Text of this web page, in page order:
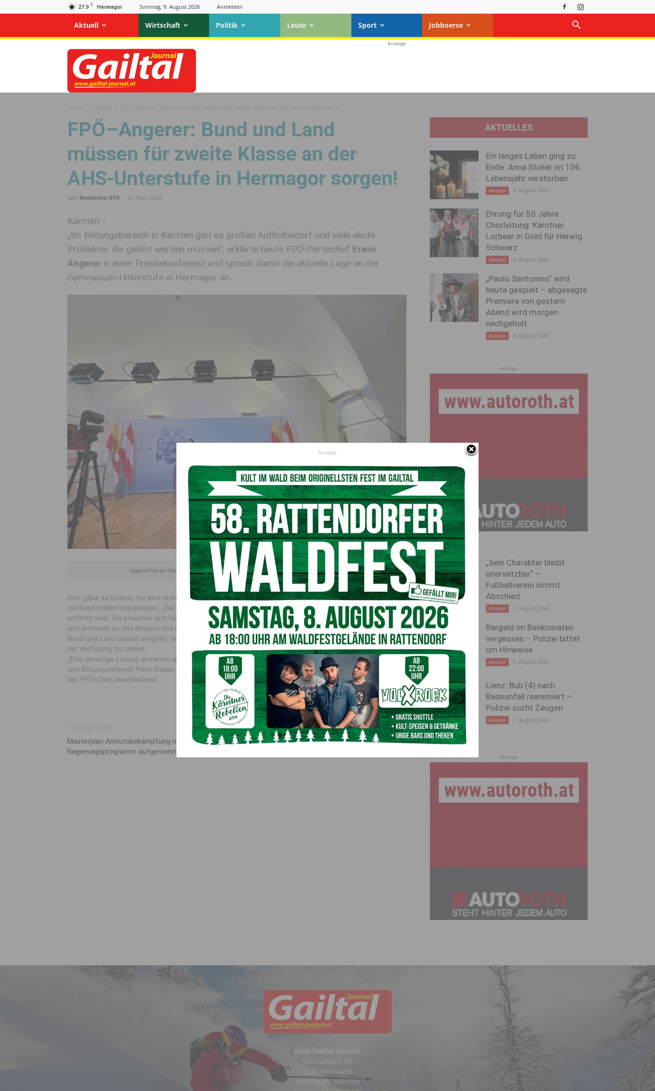
27.9 C Hermagor Sonntag, 9. August 2026 Anmelden
Aktuell Wirtschaft Politik Leute Sport Jobboerse
Gailtal
Journal
Anzeige
FPÖ–Angerer: Bund und Land
müssen für zweite Klasse an der
AHS-Unterstufe in Hermagor sorgen!
von Redaktion GTO - 21. März 2023
Kärnten -
„Im Bildungsbereich in Kärnten gibt es großen Aufholbedarf und viele akute
Probleme, die gelöst werden müssen“, erklärte heute FPÖ-Parteichef Erwin
Angerer in einer Pressekonferenz und sprach damit die aktuelle Lage an der
Gymnasium-Unterstufe in Hermagor an.
Jugend hat ein Recht auf Bildung – SPÖ-Landeshauptmann Peter Kaiser in der Pflicht
Dort gäbe es bislang nur eine erste Klasse, deren Anmeldungen für den heurigen Schulherbst bei weitem
die Kapazitäten übersteigen. „Die betroffenen Schüler und Eltern fordern, dass eine weitere erste Klasse
eröffnet wird. Sie erwarten sich hier zu Recht eine Lösung. Diese muss die Politik liefern“, forderte Angerer
und erinnerte an das Beispiel des Gymnasium Feldbach, wo es eine vergleichbare Situation gab und sich
Bund und Land darauf einigten, den Schülern ihr Recht auf Bildung einzuräumen und eine zweite Klasse
zur Verfügung zu stellen.
„Eine derartige Lösung erwarten wir uns nun auch für Hermagor. Der zuständige SPÖ-Landeshauptmann
und Bildungsreferent Peter Kaiser muss mit dem Bund eine Lösung für die betroffenen Schüler finden“, so
der FPÖ-Chef abschließend.
Masterplan Armutsbekämpfung muss ins
Regierungsprogramm aufgenommen werden
Nächster Artikel
Wien will zur grünen Smart City werden
AKTUELLES
Ein langes Leben ging zu
Ende: Anna Stulier im 106.
Lebensjahr verstorben
Aktuell 8. August 2026
Ehrung für 50 Jahre
Chorleitung: Kärntner
Lorbeer in Gold für Herwig
Schwarz
Aktuell 8. August 2026
„Paolo Santonino“ wird
heute gespielt – abgesagte
Premiere von gestern
Abend wird morgen
nachgeholt
Aktuell 8. August 2026
Anzeige
„Sein Charakter bleibt
unersetzbar“ –
Fußballverein nimmt
Abschied
Aktuell 7. August 2026
Bargeld im Bankomaten
vergessen – Polizei bittet
um Hinweise
Aktuell 7. August 2026
Lienz: Bub (4) nach
Badeunfall reanimiert –
Polizei sucht Zeugen
Aktuell 7. August 2026
Anzeige
Büro Gailtal Journal
Obervellach 99
9620 Hermagor
Hermagor - Kärnten
Anzeige